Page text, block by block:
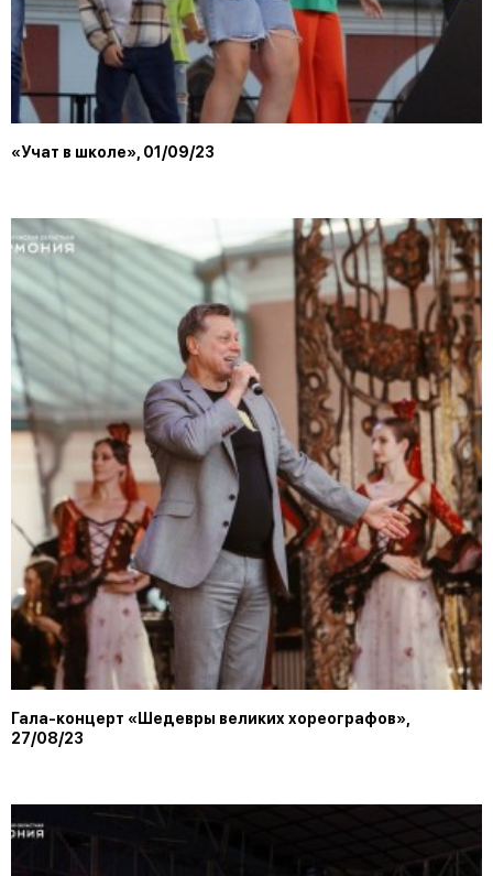
«Учат в школе», 01/09/23
Гала-концерт «Шедевры великих хореографов»,
27/08/23